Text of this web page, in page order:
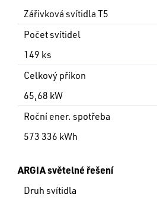
Zářivková svítidla T5
Počet svítidel
149 ks
Celkový příkon
65,68 kW
Roční ener. spotřeba
573 336 kWh
ARGIA světelné řešení
Druh svítidla